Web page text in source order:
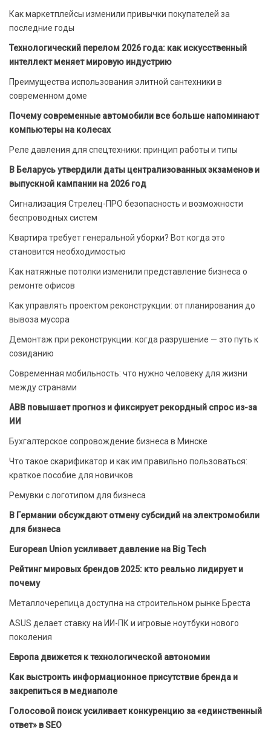
Как маркетплейсы изменили привычки покупателей за
последние годы
Технологический перелом 2026 года: как искусственный
интеллект меняет мировую индустрию
Преимущества использования элитной сантехники в
современном доме
Почему современные автомобили все больше напоминают
компьютеры на колесах
Реле давления для спецтехники: принцип работы и типы
В Беларусь утвердили даты централизованных экзаменов и
выпускной кампании на 2026 год
Сигнализация Стрелец-ПРО безопасность и возможности
беспроводных систем
Квартира требует генеральной уборки? Вот когда это
становится необходимостью
Как натяжные потолки изменили представление бизнеса о
ремонте офисов
Как управлять проектом реконструкции: от планирования до
вывоза мусора
Демонтаж при реконструкции: когда разрушение — это путь к
созиданию
Современная мобильность: что нужно человеку для жизни
между странами
ABB повышает прогноз и фиксирует рекордный спрос из-за
ИИ
Бухгалтерское сопровождение бизнеса в Минске
Что такое скарификатор и как им правильно пользоваться:
краткое пособие для новичков
Ремувки с логотипом для бизнеса
В Германии обсуждают отмену субсидий на электромобили
для бизнеса
European Union усиливает давление на Big Tech
Рейтинг мировых брендов 2025: кто реально лидирует и
почему
Металлочерепица доступна на строительном рынке Бреста
ASUS делает ставку на ИИ-ПК и игровые ноутбуки нового
поколения
Европа движется к технологической автономии
Как выстроить информационное присутствие бренда и
закрепиться в медиаполе
Голосовой поиск усиливает конкуренцию за «единственный
ответ» в SEO